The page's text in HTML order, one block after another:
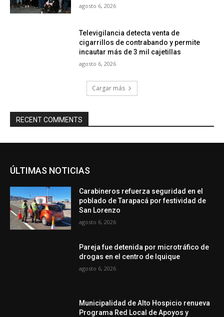
agosto 6, 2026
Televigilancia detecta venta de
cigarrillos de contrabando y permite
incautar más de 3 mil cajetillas
agosto 6, 2026
Cargar más
RECENT COMMENTS
ÚLTIMAS NOTICIAS
Carabineros refuerza seguridad en el
poblado de Tarapacá por festividad de
San Lorenzo
agosto 6, 2026
Pareja fue detenida por microtráfico de
drogas en el centro de Iquique
agosto 6, 2026
Municipalidad de Alto Hospicio renueva
Programa Red Local de Apoyos y